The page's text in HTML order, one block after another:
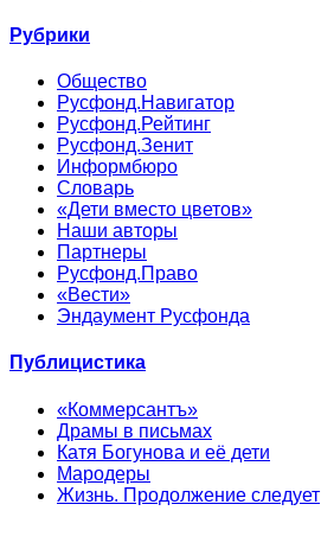
Рубрики
Общество
Русфонд.Навигатор
Русфонд.Рейтинг
Русфонд.Зенит
Информбюро
Словарь
«Дети вместо цветов»
Наши авторы
Партнеры
Русфонд.Право
«Вести»
Эндаумент Русфонда
Публицистика
«Коммерсантъ»
Драмы в письмах
Катя Богунова и её дети
Мародеры
Жизнь. Продолжение следует